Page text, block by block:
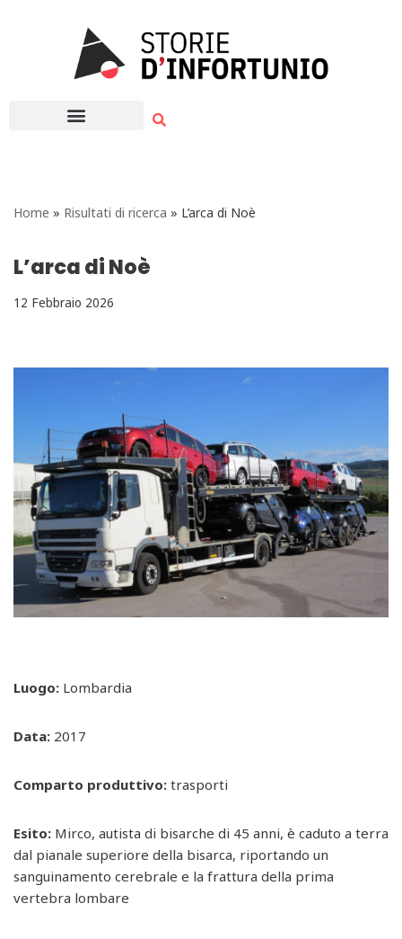
Home » Risultati di ricerca » L’arca di Noè
L’arca di Noè
12 Febbraio 2026
Luogo: Lombardia
Data: 2017
Comparto produttivo: trasporti
Esito: Mirco, autista di bisarche di 45 anni, è caduto a terra
dal pianale superiore della bisarca, riportando un
sanguinamento cerebrale e la frattura della prima
vertebra lombare